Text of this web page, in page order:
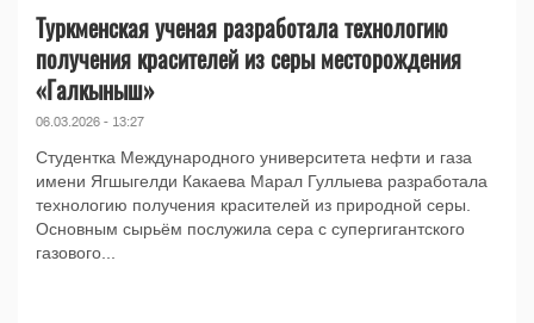
Туркменская ученая разработала технологию
получения красителей из серы месторождения
«Галкыныш»
06.03.2026 - 13:27
Студентка Международного университета нефти и газа
имени Ягшыгелди Какаева Марал Гуллыева разработала
технологию получения красителей из природной серы.
Основным сырьём послужила сера с супергигантского
газового...